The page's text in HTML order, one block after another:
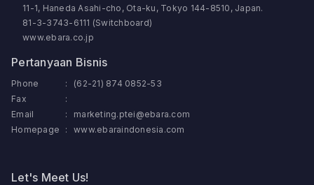
11-1, Haneda Asahi-cho, Ota-ku, Tokyo 144-8510, Japan.
81-3-3743-6111 (Switchboard)
www.ebara.co.jp
Pertanyaan Bisnis
Phone :
(62-21) 874 0852-53
Fax
:
Email
:
marketing.ptei@ebara.com
Homepage
: www.ebaraindonesia.com
Let's Meet Us!